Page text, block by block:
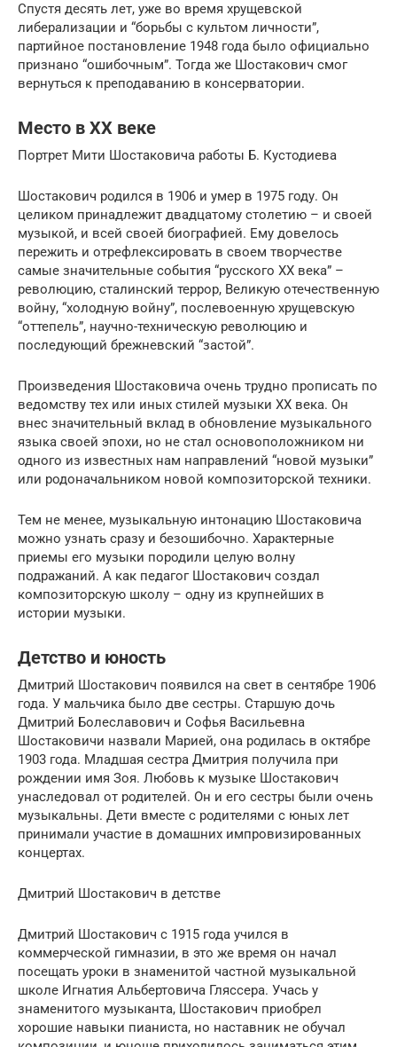
Спустя десять лет, уже во время хрущевской
либерализации и “борьбы с культом личности”,
партийное постановление 1948 года было официально
признано “ошибочным”. Тогда же Шостакович смог
вернуться к преподаванию в консерватории.
Место в ХХ веке
Портрет Мити Шостаковича работы Б. Кустодиева
Шостакович родился в 1906 и умер в 1975 году. Он
целиком принадлежит двадцатому столетию – и своей
музыкой, и всей своей биографией. Ему довелось
пережить и отрефлексировать в своем творчестве
самые значительные события “русского ХХ века” –
революцию, сталинский террор, Великую отечественную
войну, “холодную войну”, послевоенную хрущевскую
“оттепель”, научно-техническую революцию и
последующий брежневский “застой”.
Произведения Шостаковича очень трудно прописать по
ведомству тех или иных стилей музыки ХХ века. Он
внес значительный вклад в обновление музыкального
языка своей эпохи, но не стал основоположником ни
одного из известных нам направлений “новой музыки”
или родоначальником новой композиторской техники.
Тем не менее, музыкальную интонацию Шостаковича
можно узнать сразу и безошибочно. Характерные
приемы его музыки породили целую волну
подражаний. А как педагог Шостакович создал
композиторскую школу – одну из крупнейших в
истории музыки.
Детство и юность
Дмитрий Шостакович появился на свет в сентябре 1906
года. У мальчика было две сестры. Старшую дочь
Дмитрий Болеславович и Софья Васильевна
Шостаковичи назвали Марией, она родилась в октябре
1903 года. Младшая сестра Дмитрия получила при
рождении имя Зоя. Любовь к музыке Шостакович
унаследовал от родителей. Он и его сестры были очень
музыкальны. Дети вместе с родителями с юных лет
принимали участие в домашних импровизированных
концертах.
Дмитрий Шостакович в детстве
Дмитрий Шостакович с 1915 года учился в
коммерческой гимназии, в это же время он начал
посещать уроки в знаменитой частной музыкальной
школе Игнатия Альбертовича Гляссера. Учась у
знаменитого музыканта, Шостакович приобрел
хорошие навыки пианиста, но наставник не обучал